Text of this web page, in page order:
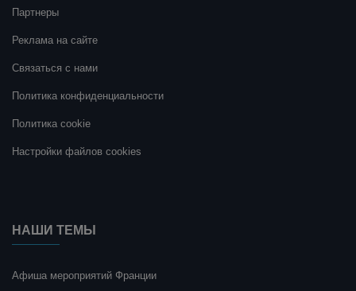
Партнеры
Реклама на сайте
Связаться с нами
Политика конфиденциальности
Политика cookie
Настройки файлов cookies
НАШИ ТЕМЫ
Афиша мероприятий Франции